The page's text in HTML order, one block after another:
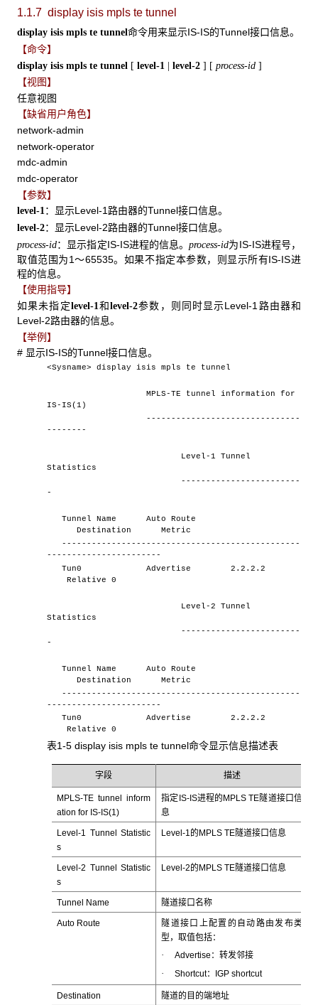
1.1.7 display isis mpls te tunnel
display isis mpls te tunnel命令用来显示IS-IS的Tunnel接口信息。
【命令】
display isis mpls te tunnel [ level-1 | level-2 ] [ process-id ]
【视图】
任意视图
【缺省用户角色】
network-admin
network-operator
mdc-admin
mdc-operator
【参数】
level-1：显示Level-1路由器的Tunnel接口信息。
level-2：显示Level-2路由器的Tunnel接口信息。
process-id：显示指定IS-IS进程的信息。process-id为IS-IS进程号，
取值范围为1～65535。如果不指定本参数，则显示所有IS-IS进
程的信息。
【使用指导】
如果未指定level-1和level-2参数，则同时显示Level-1路由器和
Level-2路由器的信息。
【举例】
# 显示IS-IS的Tunnel接口信息。
<Sysname> display isis mpls te tunnel
MPLS-TE tunnel information for
IS-IS(1)
-------------------------------
--------
Level-1 Tunnel
Statistics
------------------------
-
Tunnel Name Auto Route
Destination Metric
------------------------------------------------
-----------------------
Tun0 Advertise 2.2.2.2
Relative 0
Level-2 Tunnel
Statistics
------------------------
-
Tunnel Name Auto Route
Destination Metric
------------------------------------------------
-----------------------
Tun0 Advertise 2.2.2.2
Relative 0
表1-5 display isis mpls te tunnel命令显示信息描述表
字段 描述
MPLS-TE tunnel inform
ation for IS-IS(1)
指定IS-IS进程的MPLS TE隧道接口信
息
Level-1 Tunnel Statistic
s
Level-1的MPLS TE隧道接口信息
Level-2 Tunnel Statistic
s
Level-2的MPLS TE隧道接口信息
Tunnel Name 隧道接口名称
Auto Route
隧道接口上配置的自动路由发布类
型，取值包括：
· Advertise：转发邻接
· Shortcut：IGP shortcut
Destination 隧道的目的端地址